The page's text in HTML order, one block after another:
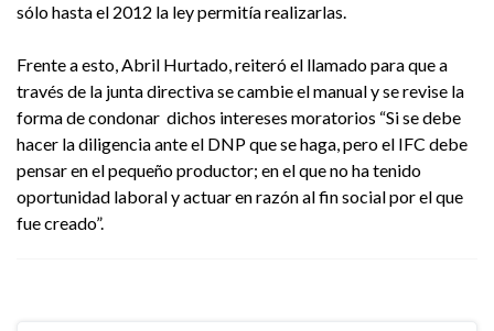
sólo hasta el 2012 la ley permitía realizarlas.
Frente a esto, Abril Hurtado, reiteró el llamado para que a
través de la junta directiva se cambie el manual y se revise la
forma de condonar dichos intereses moratorios “Si se debe
hacer la diligencia ante el DNP que se haga, pero el IFC debe
pensar en el pequeño productor; en el que no ha tenido
oportunidad laboral y actuar en razón al fin social por el que
fue creado”.